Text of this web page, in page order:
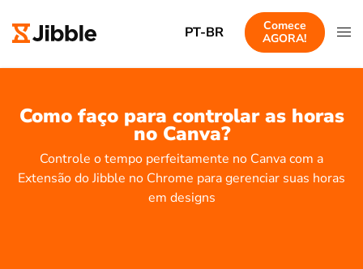
PT-BR
Comece
AGORA!
Como faço para controlar as horas
no Canva?
Controle o tempo perfeitamente no Canva com a
Extensão do Jibble no Chrome para gerenciar suas horas
em designs